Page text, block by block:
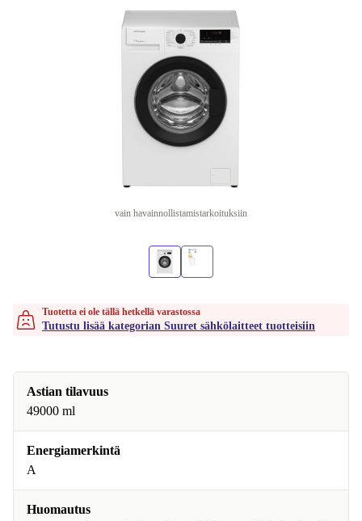
vain havainnollistamistarkoituksiin
Tuotetta ei ole tällä hetkellä varastossa
Tutustu lisää kategorian Suuret sähkölaitteet tuotteisiin
Astian tilavuus
49000 ml
Energiamerkintä
A
Huomautus